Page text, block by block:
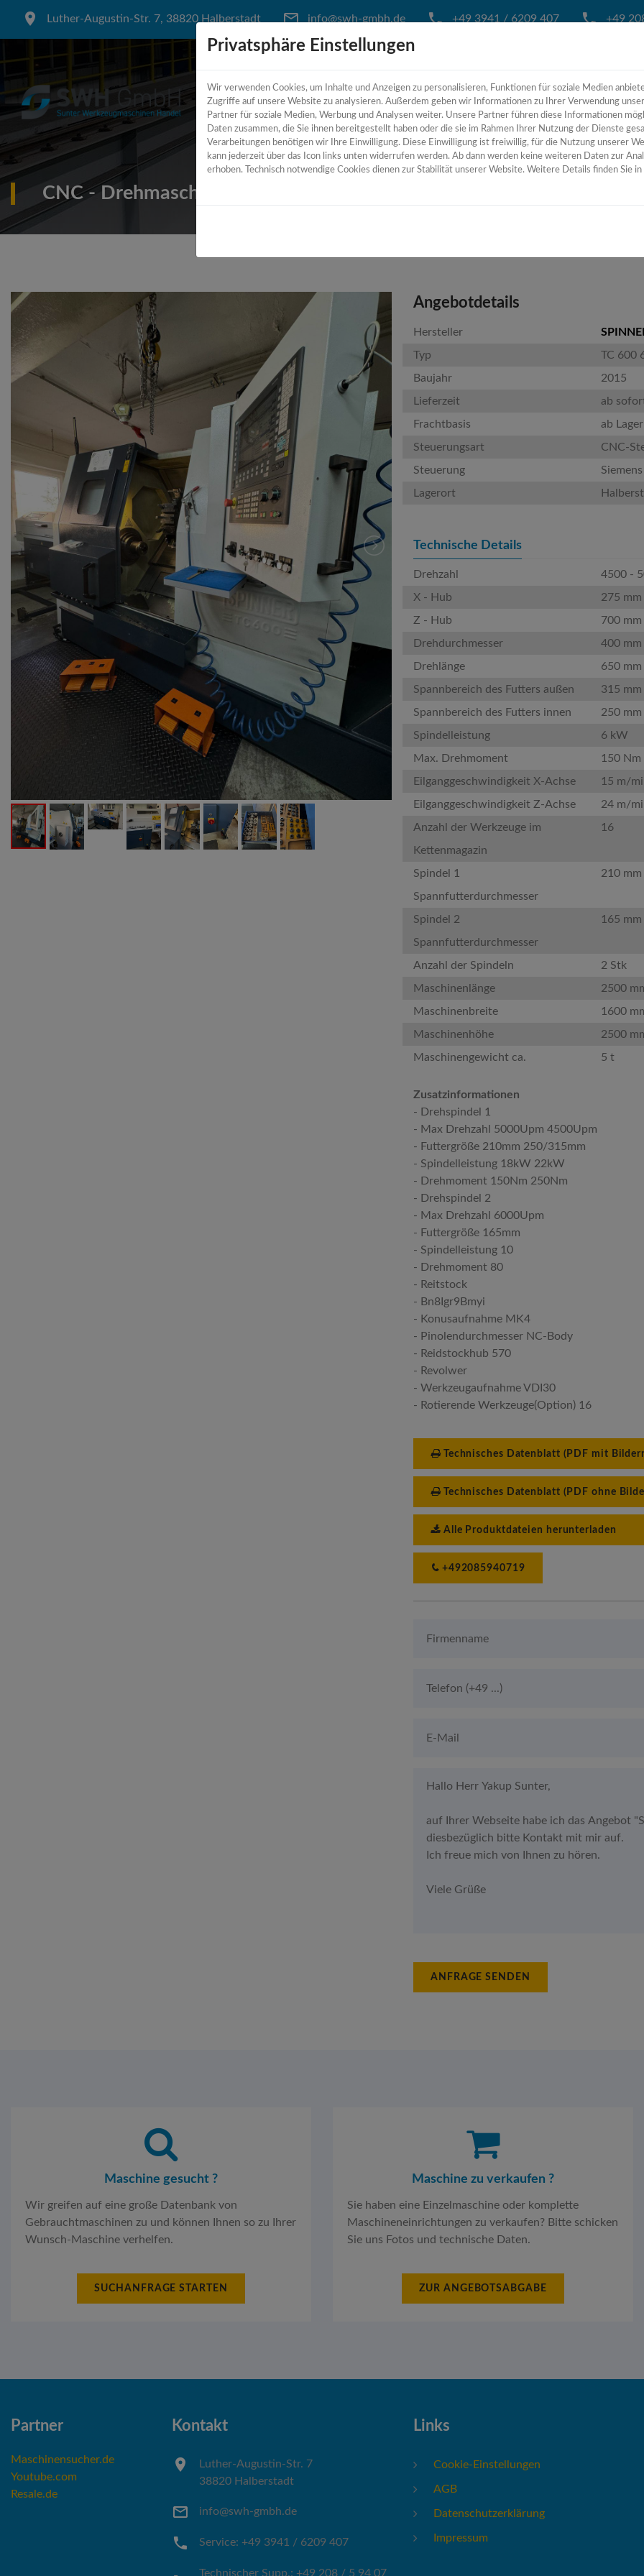
Luther-Augustin-Str. 7, 38820 Halberstadt info@swh-gmbh.de +49 3941 / 6209 407 +49
HOME ÜBER UNS
CNC - Drehmaschine Y - Achse
Angebotdetails
Hersteller
Typ
TC 600
Baujahr
2015
Lieferzeit
ab
Frachtbasis
ab Lager
Steuerungsart
CNC-
Steuerung
Lagerort
Technische Details
Drehzahl
4500 -
X - Hub
275 mm
Z - Hub
700 mm
Drehdurchmesser
400 mm
Drehlänge
650 mm
Spannbereich des Futters außen
315 mm
Spannbereich des Futters innen
250 mm
Spindelleistung
6 kW
Max. Drehmoment
150 Nm
Eilganggeschwindigkeit X-Achse
15 m/
Eilganggeschwindigkeit Z-Achse
24 m/
Anzahl der Werkzeuge im
Kettenmagazin
16
Spindel 1
Spannfutterdurchmesser
210 mm
Spindel 2
Spannfutterdurchmesser
165 mm
Anzahl der Spindeln
2 Stk
Maschinenlänge
2500
Maschinenbreite
1600
Maschinenhöhe
2500
Maschinengewicht ca.
5 t
Zusatzinformationen
- Drehspindel 1
- Max Drehzahl 5000Upm 4500Upm
- Futtergröße 210mm 250/315mm
- Spindelleistung 18kW 22kW
- Drehmoment 150Nm 250Nm
- Drehspindel 2
- Max Drehzahl 6000Upm
- Futtergröße 165mm
- Spindelleistung 10
- Drehmoment 80
- Reitstock
- Bn8Igr9Bmyi
- Konusaufnahme MK4
- Pinolendurchmesser NC-Body
- Reidstockhub 570
- Revolwer
- Werkzeugaufnahme VDI30
- Rotierende Werkzeuge(Option) 16
Technisches Datenblatt (PDF mit
Technisches Datenblatt (PDF ohne
Alle Produktdateien herunterladen
+492085940719
ANFRAGE SENDEN
Maschine gesucht ?
Wir greifen auf eine große Datenbank von
Gebrauchtmaschinen zu und können Ihnen so zu Ihrer
Wunsch-Maschine verhelfen.
SUCHANFRAGE STARTEN
Maschine zu verkaufen ?
Sie haben eine Einzelmaschine oder komplette
Maschineneinrichtungen zu verkaufen? Bitte schicken
Sie uns Fotos und technische Daten.
ZUR ANGEBOTSABGABE
Partner
Maschinensucher.de
Youtube.com
Resale.de
Kontakt
Luther-Augustin-Str. 7
38820 Halberstadt
info@swh-gmbh.de
Service: +49 3941 / 6209 407
Technischer Supp.: +49 208 / 5 94 07
Links
Cookie-Einstellungen
AGB
Datenschutzerklärung
Impressum
Privatsphäre Einstellungen
Wir verwenden Cookies, um Inhalte und Anzeigen zu personalisieren, Funktionen für soziale Medien
Zugriffe auf unsere Website zu analysieren. Außerdem geben wir Informationen zu Ihrer Verwendung
Partner für soziale Medien, Werbung und Analysen weiter. Unsere Partner führen diese Informationen
Daten zusammen, die Sie ihnen bereitgestellt haben oder die sie im Rahmen Ihrer Nutzung der Dienste
Verarbeitungen benötigen wir Ihre Einwilligung. Diese Einwilligung ist freiwillig, für die Nutzung unserer
kann jederzeit über das Icon links unten widerrufen werden. Ab dann werden keine weiteren Daten zur
erhoben. Technisch notwendige Cookies dienen zur Stabilität unserer Website. Weitere Details finden Sie